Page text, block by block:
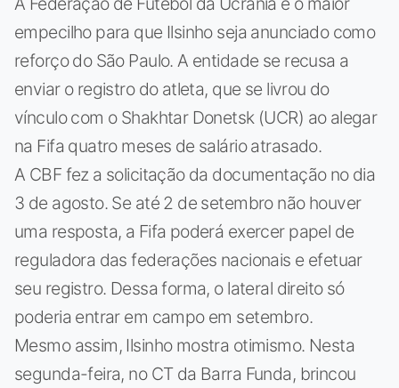
empecilho para que Ilsinho seja anunciado como
reforço do São Paulo. A entidade se recusa a
enviar o registro do atleta, que se livrou do
vínculo com o Shakhtar Donetsk (UCR) ao alegar
na Fifa quatro meses de salário atrasado.
A CBF fez a solicitação da documentação no dia
3 de agosto. Se até 2 de setembro não houver
uma resposta, a Fifa poderá exercer papel de
reguladora das federações nacionais e efetuar
seu registro. Dessa forma, o lateral direito só
poderia entrar em campo em setembro.
Mesmo assim, Ilsinho mostra otimismo. Nesta
segunda-feira, no CT da Barra Funda, brincou